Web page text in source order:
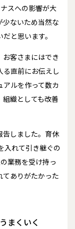
スへの影響が大
少ないため当然な
と思います。
客さまにはでき
る直前にお伝えし
ルを作って数カ
織としても改善
告しました。育休
入れて引き継ぐの
業務を受け持っ
てありがたかった
まくいく